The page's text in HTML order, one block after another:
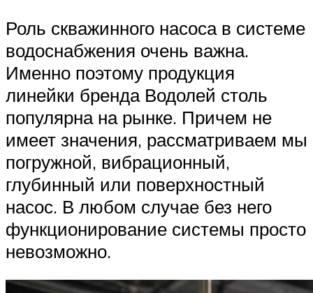
Роль скважинного насоса в системе
водоснабжения очень важна.
Именно поэтому продукция
линейки бренда Водолей столь
популярна на рынке. Причем не
имеет значения, рассматриваем мы
погружной, вибрационный,
глубинный или поверхностный
насос. В любом случае без него
функционирование системы просто
невозможно.